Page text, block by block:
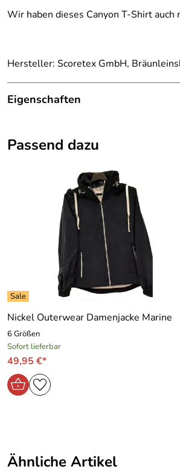
Wir haben dieses Canyon T-Shirt auch
Hersteller: Scoretex GmbH,
Eigenschaften
Besonderheit:
Doppelshirt
Canyon Women
100 % Lyocell
rot-weiss
Passend dazu
Nickel Outerwear Damenjacke Marine
6 Größen
Sofort lieferbar
49,95 €*
Ähnliche Artikel